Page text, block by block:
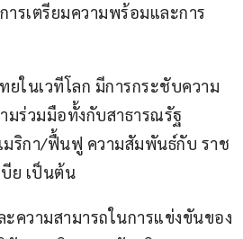
ารเตรียมความพร้อมและการ
ยในเวทีโลก มีการกระชับความ
มร่วมมือทั้งกับสาธารณรัฐ
ริกา/ฟื้นฟู ความสัมพันธ์กับ ราช
ย เป็นต้น
ความสามารถในการแข่งขันของ